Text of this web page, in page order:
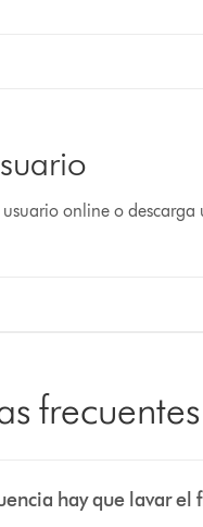
online o descarga
frecuentes
hay que lavar